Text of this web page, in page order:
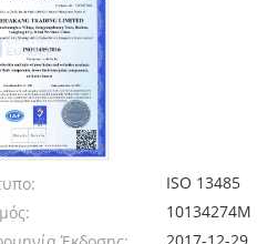
ISO 13485
10134274M